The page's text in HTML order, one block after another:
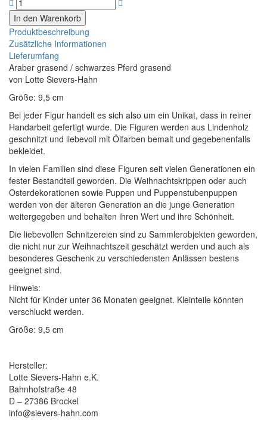
Produktbeschreibung
Zusätzliche Informationen
Lieferumfang
Araber grasend / schwarzes Pferd grasend
von Lotte Sievers-Hahn
Größe: 9,5 cm
Bei jeder Figur handelt es sich also um ein Unikat, dass in reiner
Handarbeit gefertigt wurde. Die Figuren werden aus Lindenholz
geschnitzt und liebevoll mit Ölfarben bemalt und gegebenenfalls
bekleidet.
In vielen Familien sind diese Figuren seit vielen Generationen ein
fester Bestandteil geworden. Die Weihnachtskrippen oder auch
Osterdekorationen sowie Puppen und Puppenstubenpuppen
werden von der älteren Generation an die junge Generation
weitergegeben und behalten ihren Wert und ihre Schönheit.
Die liebevollen Schnitzereien sind zu Sammlerobjekten geworden,
die nicht nur zur Weihnachtszeit geschätzt werden und auch als
besonderes Geschenk zu verschiedensten Anlässen bestens
geeignet sind.
Hinweis:
Nicht für Kinder unter 36 Monaten geeignet. Kleinteile könnten
verschluckt werden.
Größe: 9,5 cm
Hersteller:
Lotte Sievers-Hahn e.K.
Bahnhofstraße 48
D – 27386 Brockel
info@sievers-hahn.com